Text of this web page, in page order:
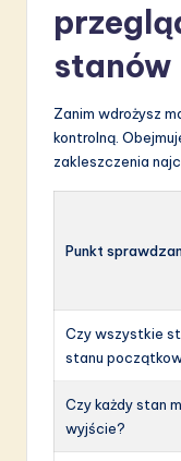
stanów
Zanim wdrożysz
kontrolną.
zakleszczenia
Punkt
Czy wszystkie
stanu
Czy każdy stan
wyjście?